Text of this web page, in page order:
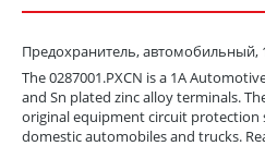
Предохранитель, автомобильный,
The 0287001.PXCN is a 1A
and Sn plated zinc alloy terminals.
original equipment circuit protection
domestic automobiles and trucks.